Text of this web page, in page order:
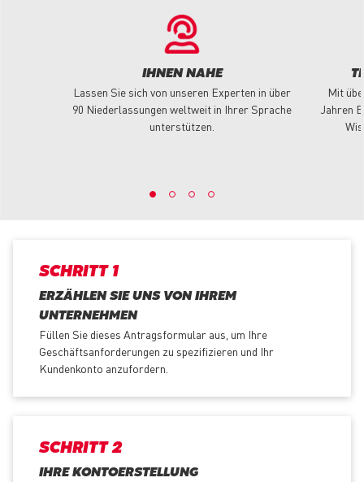
IHNEN NAHE
Lassen Sie sich von unseren Experten in über
90 Niederlassungen weltweit in Ihrer Sprache
unterstützen.
Mit
Jahren
SCHRITT 1
ERZÄHLEN SIE UNS VON IHREM
UNTERNEHMEN
Füllen Sie dieses Antragsformular aus, um Ihre
Geschäftsanforderungen zu spezifizieren und Ihr
Kundenkonto anzufordern.
SCHRITT 2
IHRE KONTOERSTELLUNG